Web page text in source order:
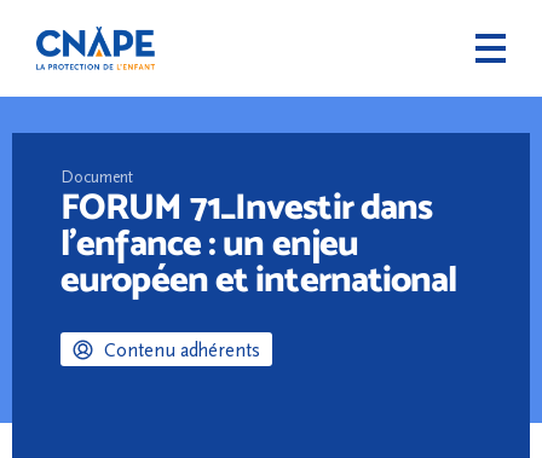
Document
FORUM 71_Investir dans
l’enfance : un enjeu
européen et international
Contenu adhérents